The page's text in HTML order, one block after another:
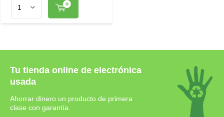
Tu tienda online de electrónica
usada
Ahorrar dinero un producto de primera
clase con garantía.